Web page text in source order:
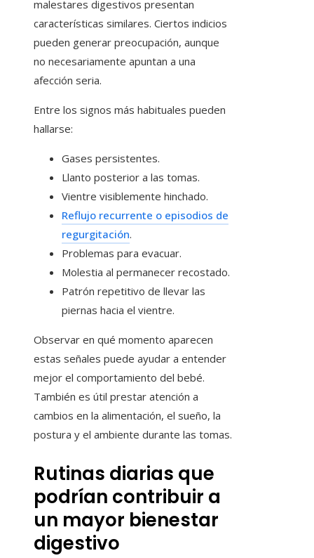
malestares digestivos presentan
características similares. Ciertos indicios
pueden generar preocupación, aunque
no necesariamente apuntan a una
afección seria.
Entre los signos más habituales pueden
hallarse:
Gases persistentes.
Llanto posterior a las tomas.
Vientre visiblemente hinchado.
Reflujo recurrente o episodios de
regurgitación.
Problemas para evacuar.
Molestia al permanecer recostado.
Patrón repetitivo de llevar las
piernas hacia el vientre.
Observar en qué momento aparecen
estas señales puede ayudar a entender
mejor el comportamiento del bebé.
También es útil prestar atención a
cambios en la alimentación, el sueño, la
postura y el ambiente durante las tomas.
Rutinas diarias que
podrían contribuir a
un mayor bienestar
digestivo